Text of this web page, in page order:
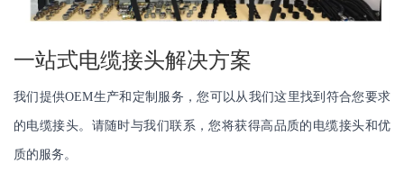
一站式电缆接头解决方案
我们提供OEM生产和定制服务，您可以从我们这里找到符合您要求
的电缆接头。请随时与我们联系，您将获得高品质的电缆接头和优
质的服务。